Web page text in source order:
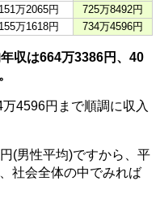
151万2065円
725万8492円
155万1618円 734万4596円
収は664万3386円、40
4596円まで順調に収入
(男性平均)ですから、平
社会全体の中でみれば